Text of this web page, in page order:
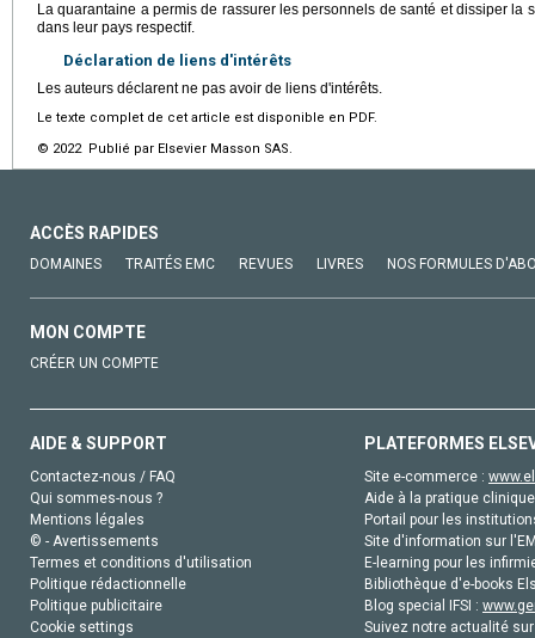
La quarantaine a permis de rassurer les personnels de santé et dissiper la
dans leur pays respectif.
Déclaration de liens d'intérêts
Les auteurs déclarent ne pas avoir de liens d'intérêts.
Le texte complet de cet article est disponible en PDF.
© 2022 Publié par Elsevier Masson SAS.
ACCÈS RAPIDES
DOMAINES TRAITÉS EMC REVUES LIVRES NOS FORMULES
MON COMPTE
CRÉER UN COMPTE
AIDE & SUPPORT
Contactez-nous / FAQ
Qui sommes-nous ?
Mentions légales
© - Avertissements
Termes et conditions d'utilisation
Politique rédactionnelle
Politique publicitaire
Cookie settings
PLATEFORMES
Site e-commerce :
Aide à la pratique
Portail pour les
Site d'information sur
E-learning pour les
Bibliothèque d'e-books
Blog special IFSI :
Suivez notre actualité